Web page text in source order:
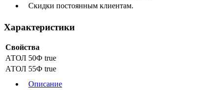
Скидки постоянным клиентам.
Характеристики
Свойства
АТОЛ 50Ф true
АТОЛ 55Ф true
Описание